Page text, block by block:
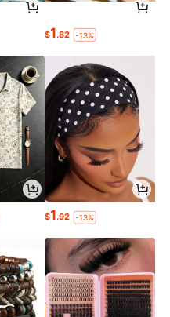
$1.82 -13%
$1.92 -13%